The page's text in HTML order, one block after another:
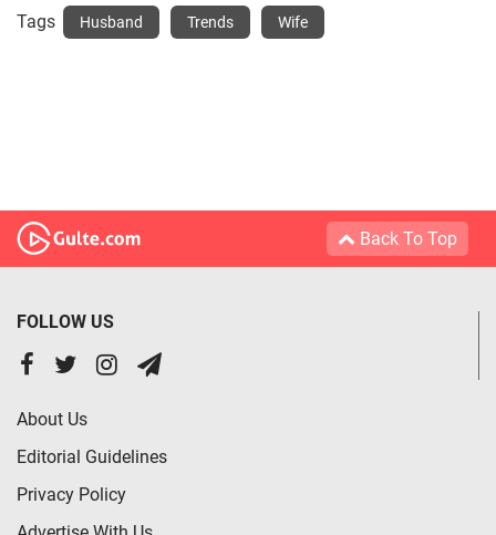
Tags Husband Trends Wife
Back To Top
FOLLOW US
About Us
Editorial Guidelines
Privacy Policy